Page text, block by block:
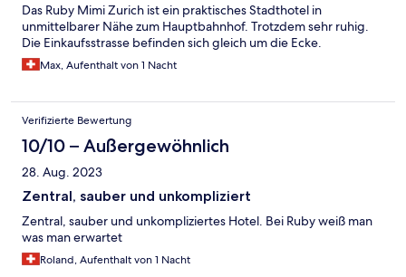
Das Ruby Mimi Zurich ist ein praktisches Stadthotel in
unmittelbarer Nähe zum Hauptbahnhof. Trotzdem sehr ruhig.
Die Einkaufsstrasse befinden sich gleich um die Ecke.
Max, Aufenthalt von 1 Nacht
Verifizierte Bewertung
10/10 – Außergewöhnlich
28. Aug. 2023
Zentral, sauber und unkompliziert
Zentral, sauber und unkompliziertes Hotel. Bei Ruby weiß man
was man erwartet
Roland, Aufenthalt von 1 Nacht